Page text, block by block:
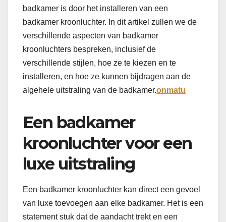
badkamer is door het installeren van een
badkamer kroonluchter. In dit artikel zullen we de
verschillende aspecten van badkamer
kroonluchters bespreken, inclusief de
verschillende stijlen, hoe ze te kiezen en te
installeren, en hoe ze kunnen bijdragen aan de
algehele uitstraling van de badkamer.onmatu
Een badkamer
kroonluchter voor een
luxe uitstraling
Een badkamer kroonluchter kan direct een gevoel
van luxe toevoegen aan elke badkamer. Het is een
statement stuk dat de aandacht trekt en een